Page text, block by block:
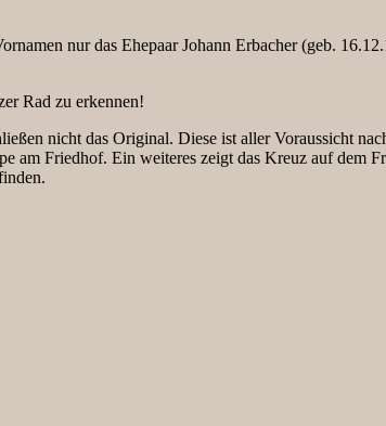
nur das Ehepaar Johann Erbacher (geb.
Rad zu erkennen!
nicht das Original. Diese ist aller Voraussicht
Friedhof. Ein weiteres zeigt das Kreuz auf dem